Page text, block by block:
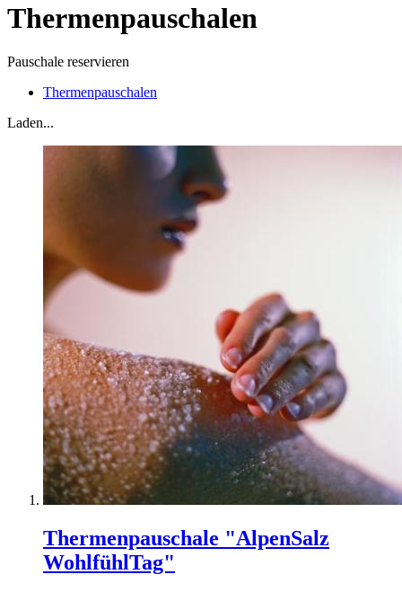
Thermenpauschalen
Pauschale reservieren
Thermenpauschalen
Laden...
Thermenpauschale "AlpenSalz
WohlfühlTag"